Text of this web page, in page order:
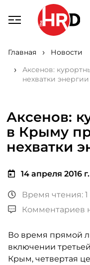
Главная
Новости
Аксенов:
нехватки энергии
Аксенов:
в Крыму
нехватки
14 апреля 2016 г.
Время чтения:
Комментариев
Во время прямой
включении
Крым, четвертая